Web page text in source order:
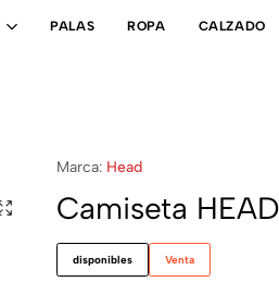
PALAS ROPA CALZADO
Marca: Head
Camiseta
disponibles Venta